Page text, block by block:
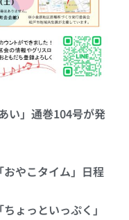
い」通巻104号が発
やこタイム」日程
ょっといっぷく」